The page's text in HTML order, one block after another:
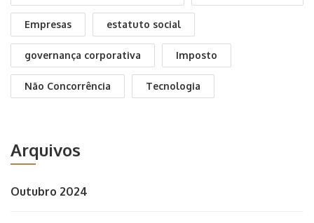
Empresas estatuto social
governança corporativa Imposto
Não Concorrência Tecnologia
Arquivos
Outubro 2024